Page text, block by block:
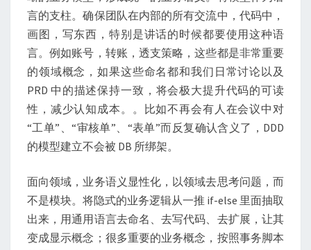
言的支柱。确保团队在内部的所有交流中，代码中，
画图，写东西，特别是讲话的时候都要使用这种语
言。例如账号，转账，透支策略，这些都是非常重要
的领域概念，如果这些命名都和我们日常讨论以及
PRD 中的描述保持一致，将会极大提升代码的可读
性，减少认知成本。。比如不再会有人在会议中对
“工单”、“审核单”、“表单”而反复确认含义了，DDD
的模型建立不会被 DB 所绑架。
面向领域，业务语义显性化，以领域去思考问题，而
不是模块。将隐式的业务逻辑从一推 if-else 里面抽取
出来，用通用语言去命名、去写代码、去扩展，让其
变成显示概念；很多重要的业务概念，按照事务脚本